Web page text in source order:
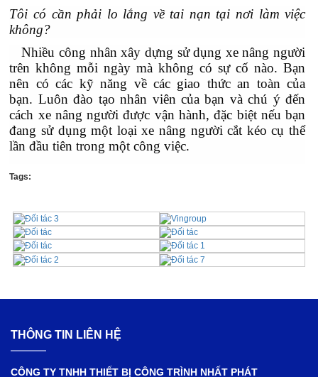
Tôi có cần phải lo lắng về tai nạn tại nơi làm việc
không?
Nhiều công nhân xây dựng sử dụng xe nâng người
trên không mỗi ngày mà không có sự cố nào. Bạn
nên có các kỹ năng về các giao thức an toàn của
bạn. Luôn đào tạo nhân viên của bạn và chú ý đến
cách xe nâng người được vận hành, đặc biệt nếu bạn
đang sử dụng một loại xe nâng người cắt kéo cụ thể
lần đầu tiên trong một công việc.
Tags:
THÔNG TIN LIÊN HỆ
CÔNG TY TNHH THIẾT BỊ CÔNG TRÌNH NHẤT PHÁT